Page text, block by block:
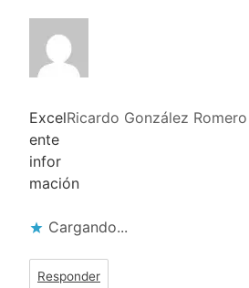
Ricardo González Romero
Excel
ente
infor
mación
Cargando...
Responder